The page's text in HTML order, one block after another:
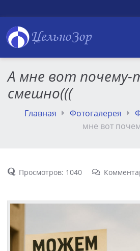
ЦельноЗор
А мне вот
смешно(((
Главная Фотогалерея
мне вот
Просмотров: 1040